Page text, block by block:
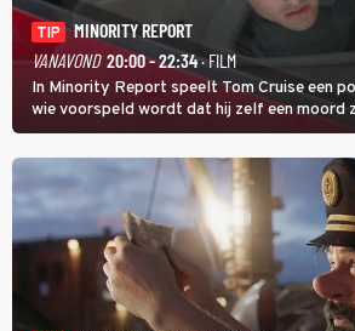
TIP
MINORITY REPORT
VANAVOND 20:00 - 22:34· FILM
In Minority Report speelt Tom Cruise een
wie voorspeld wordt dat hij zelf een moord